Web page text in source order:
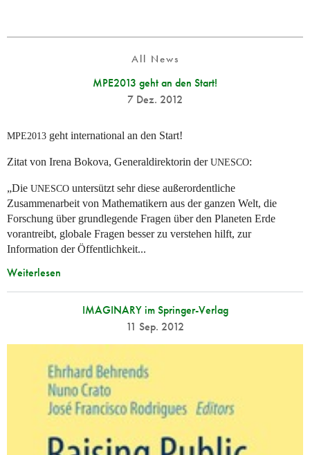
All News
MPE2013 geht an den Start!
7 Dez. 2012
MPE2013 geht international an den Start!
Zitat von Irena Bokova, Generaldirektorin derUNESCO:
„Die UNESCO untersützt sehr diese außerordentliche
Zusammenarbeit von Mathematikern aus der ganzen Welt, die
Forschung über grundlegende Fragen über den Planeten Erde
vorantreibt, globale Fragen besser zu verstehen hilft, zur
Information der Öffentlichkeit...
Weiterlesen
IMAGINARY im Springer-Verlag
11 Sep. 2012